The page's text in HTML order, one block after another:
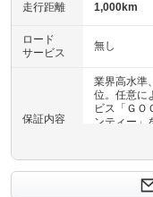
走行距離 1,000km
ロード
サービス
無し
保証内容
業界高水準
位。任意に
ビス「Ｇ
ンティー」